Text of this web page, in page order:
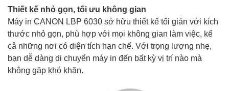
Thiết kế nhỏ gọn, tối ưu không gian
Máy in CANON LBP 6030 sở hữu thiết kế tối giản với kích
thước nhỏ gọn, phù hợp với mọi không gian làm việc, kể
cả những nơi có diện tích hạn chế. Với trọng lượng nhẹ,
bạn dễ dàng di chuyển máy in đến bất kỳ vị trí nào mà
không gặp khó khăn.